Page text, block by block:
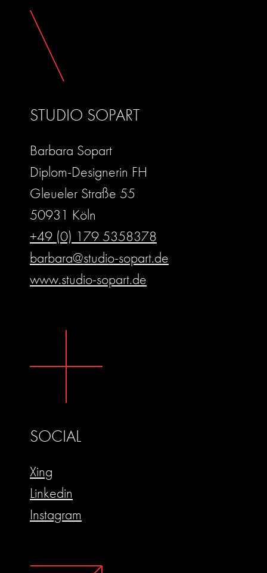
STUDIO SOPART
Barbara Sopart
Diplom-Designerin FH
Gleueler Straße 55
50931 Köln
+49 (0) 179 5358378
barbara@studio-sopart.de
www.studio-sopart.de
SOCIAL
Xing
Linkedin
Instagram